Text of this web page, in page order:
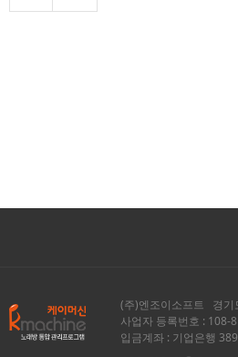
(주)엔조이소프트 경기
사업자 등록번호 : 108-
입금계좌 : 기업은행